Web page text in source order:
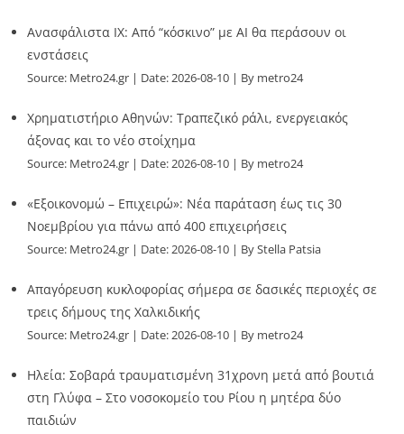
Ανασφάλιστα ΙΧ: Από “κόσκινο” με AI θα περάσουν οι
ενστάσεις
Source: Metro24.gr Date: 2026-08-10 By metro24
Χρηματιστήριο Αθηνών: Τραπεζικό ράλι, ενεργειακός
άξονας και το νέο στοίχημα
Source: Metro24.gr Date: 2026-08-10 By metro24
«Εξοικονομώ – Επιχειρώ»: Νέα παράταση έως τις 30
Νοεμβρίου για πάνω από 400 επιχειρήσεις
Source: Metro24.gr Date: 2026-08-10 By Stella Patsia
Απαγόρευση κυκλοφορίας σήμερα σε δασικές περιοχές σε
τρεις δήμους της Χαλκιδικής
Source: Metro24.gr Date: 2026-08-10 By metro24
Ηλεία: Σοβαρά τραυματισμένη 31χρονη μετά από βουτιά
στη Γλύφα – Στο νοσοκομείο του Ρίου η μητέρα δύο
παιδιών